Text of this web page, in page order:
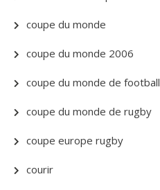
coupe du monde
coupe du monde 2006
coupe du monde de football
coupe du monde de rugby
coupe europe rugby
courir